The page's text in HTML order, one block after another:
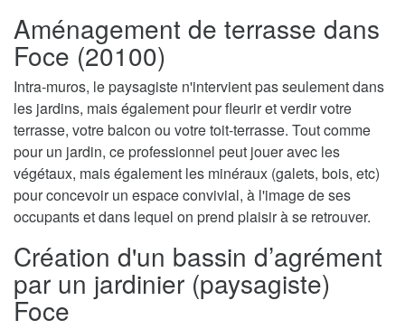
Aménagement de terrasse dans
Foce (20100)
Intra-muros, le paysagiste n'intervient pas seulement dans
les jardins, mais également pour fleurir et verdir votre
terrasse, votre balcon ou votre toit-terrasse. Tout comme
pour un jardin, ce professionnel peut jouer avec les
végétaux, mais également les minéraux (galets, bois, etc)
pour concevoir un espace convivial, à l'image de ses
occupants et dans lequel on prend plaisir à se retrouver.
Création d'un bassin d’agrément
par un jardinier (paysagiste)
Foce